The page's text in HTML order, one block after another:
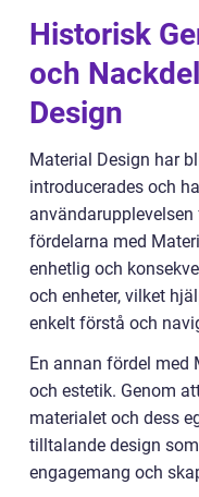
Historisk
och
Design
Material Design har
introducerades och
fördelarna med
enhetlig och
och enheter, vilket
enkelt förstå och
En annan fördel med
och estetik. Genom
materialet och dess
tilltalande design
engagemang och